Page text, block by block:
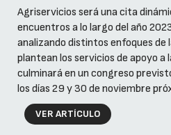
Agriservicios será una cita
encuentros a lo largo del año
analizando distintos enfoques de
plantean los servicios de apoyo a
culminará en un congreso
los días 29 y 30 de noviembre
VER ARTÍCULO